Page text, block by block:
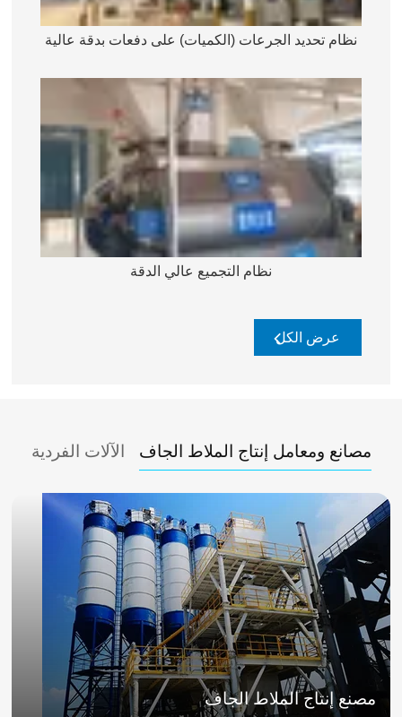
نظام تحديد الجرعات (الكميات) على دفعات بدقة عالية
نظام التجميع عالي الدقة
عرض الكل
مصانع ومعامل إنتاج الملاط الجاف الآلات الفردية
مصنع إنتاج الملاط الجاف